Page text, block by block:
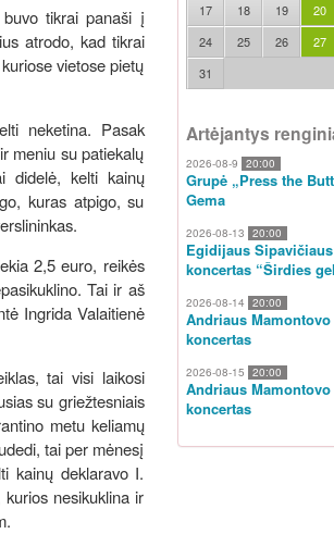
tikrai panaši į
atrodo, kad tikrai
vietose pietų
neketina. Pasak
meniu su patiekalų
didelė, kelti kainų
kuras atpigo, su
2,5 euro, reikės
Tai ir aš
Ingrida Valaitienė
tai visi laikosi
su griežtesniais
metu keliamų
tai per mėnesį
kainų deklaravo I.
nesikuklina ir
17
18 19 20
24
25 26 27
31
Artėjantys
2026-08-9 20:00
Grupė „Press the
Gema
2026-08-13 20:00
Egidijaus
koncertas “Širdies
2026-08-14 20:00
Andriaus
koncertas
2026-08-15 20:00
Andriaus
koncertas